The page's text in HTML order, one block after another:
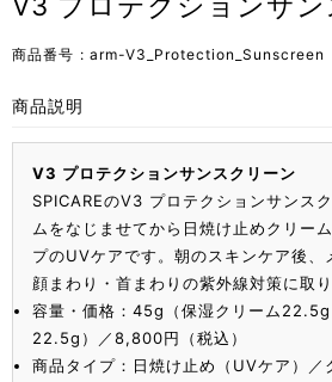
商品番号 arm-V3_Protection_Sunscreen
商品説明
V3 プロテクションサンスクリーン
SPICAREのV3 プロテクションサンス
ムをなじませてから日焼け止めクリー
プのUVケアです。朝のスキンケア後、
顔まわり・首まわりの紫外線対策に取
容量・価格：45g（保湿クリーム22.5g
22.5g）／8,800円（税込）
商品タイプ：日焼け止め（UVケア）／